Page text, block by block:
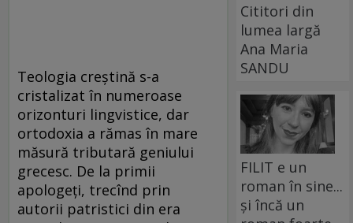
Teologia creștină s-a
cristalizat în numeroase
orizonturi lingvistice, dar
ortodoxia a rămas în mare
măsură tributară geniului
grecesc. De la primii
apologeți, trecînd prin
autorii patristici din era
Cititori din
lumea largă
Ana Maria
SANDU
FILIT e un
roman în sine...
și încă un